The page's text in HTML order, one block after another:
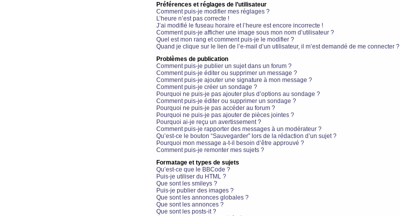
Préférences et réglages de l’utilisateur
Comment puis-je modifier mes réglages ?
L’heure n’est pas correcte !
J’ai modifié le fuseau horaire et l’heure est encore incorrecte !
Comment puis-je afficher une image sous mon nom d’utilisateur ?
Quel est mon rang et comment puis-je le modifier ?
Quand je clique sur le lien de l’e-mail d’un utilisateur, il m’est demandé de me connecter ?
Problèmes de publication
Comment puis-je publier un sujet dans un forum ?
Comment puis-je éditer ou supprimer un message ?
Comment puis-je ajouter une signature à mon message ?
Comment puis-je créer un sondage ?
Pourquoi ne puis-je pas ajouter plus d’options au sondage ?
Comment puis-je éditer ou supprimer un sondage ?
Pourquoi ne puis-je pas accéder au forum ?
Pourquoi ne puis-je pas ajouter de pièces jointes ?
Pourquoi ai-je reçu un avertissement ?
Comment puis-je rapporter des messages à un modérateur ?
Qu’est-ce le bouton “Sauvegarder” lors de la rédaction d’un sujet ?
Pourquoi mon message a-t-il besoin d’être approuvé ?
Comment puis-je remonter mes sujets ?
Formatage et types de sujets
Qu’est-ce que le BBCode ?
Puis-je utiliser du HTML ?
Que sont les smileys ?
Puis-je publier des images ?
Que sont les annonces globales ?
Que sont les annonces ?
Que sont les posts-it ?